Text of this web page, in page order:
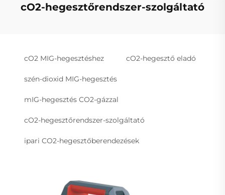
cO2-hegesztőrendszer-szolgáltató
cO2 MIG-hegesztéshez cO2-hegesztő eladó
szén-dioxid MIG-hegesztés
mIG-hegesztés CO2-gázzal
cO2-hegesztőrendszer-szolgáltató
ipari CO2-hegesztőberendezések